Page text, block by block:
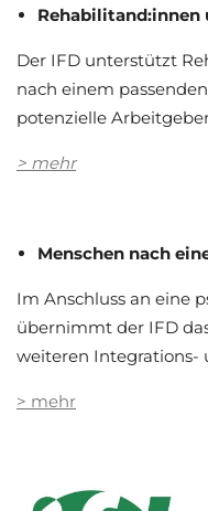
Rehabilitand:innen
Der IFD unterstützt
nach einem
potenzielle
> mehr
Menschen nach
Im Anschluss an eine
übernimmt der IFD
weiteren Integrations-
> mehr